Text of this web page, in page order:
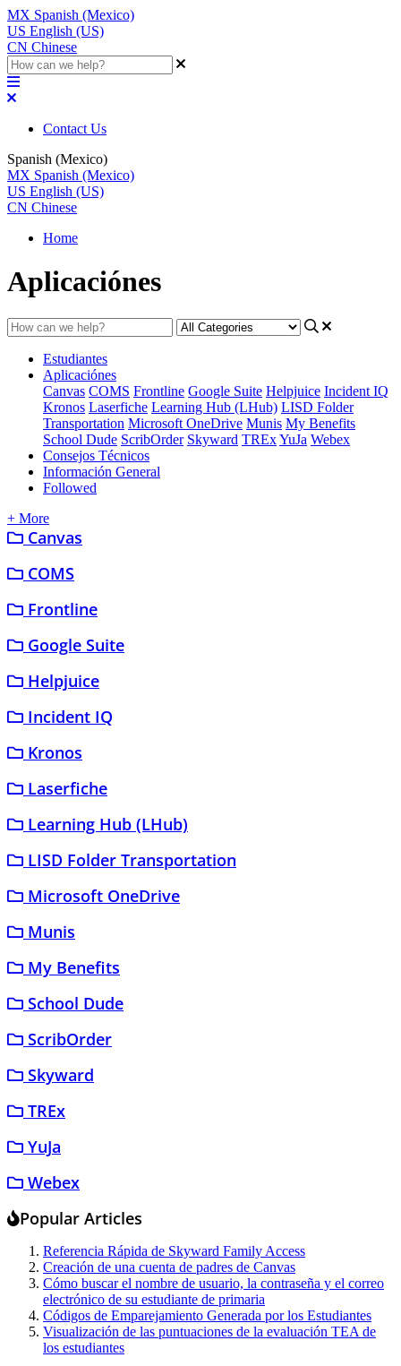
MX Spanish (Mexico)
US English (US)
CN Chinese
Contact Us
Spanish (Mexico)
MX Spanish (Mexico)
US English (US)
CN Chinese
Home
Aplicaciónes
Estudiantes
Aplicaciónes
Canvas COMS Frontline Google Suite Helpjuice Incident IQ
Kronos Laserfiche Learning Hub (LHub) LISD Folder
Transportation Microsoft OneDrive Munis My Benefits
School Dude ScribOrder Skyward TRExYuJa Webex
Consejos Técnicos
Información General
Followed
+ More
Canvas
COMS
Frontline
Google Suite
Helpjuice
Incident IQ
Kronos
Laserfiche
Learning Hub (LHub)
LISD Folder Transportation
Microsoft OneDrive
Munis
My Benefits
School Dude
ScribOrder
Skyward
TREx
YuJa
Webex
Popular Articles
Referencia Rápida de Skyward Family Access
Creación de una cuenta de padres de Canvas
Cómo buscar el nombre de usuario, la contraseña y el correo
electrónico de su estudiante de primaria
Códigos de Emparejamiento Generada por los Estudiantes
Visualización de las puntuaciones de la evaluación TEA de
los estudiantes